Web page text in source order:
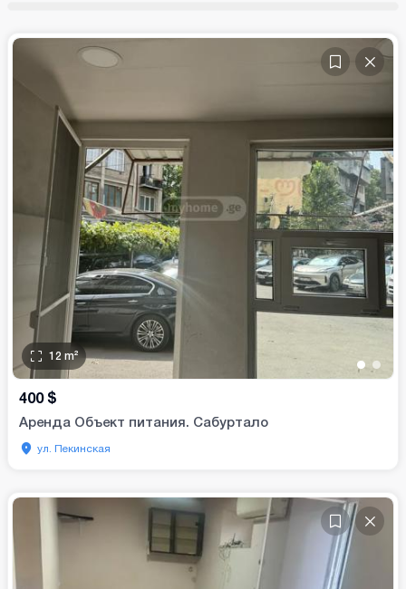
• •
12 m²
400 $
Аренда Объект питания. Сабуртало
ул. Пекинская